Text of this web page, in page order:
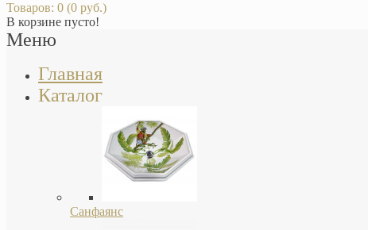
Товаров: 0 (0 руб.)
В корзине пусто!
Меню
Главная
Каталог
Санфаянс